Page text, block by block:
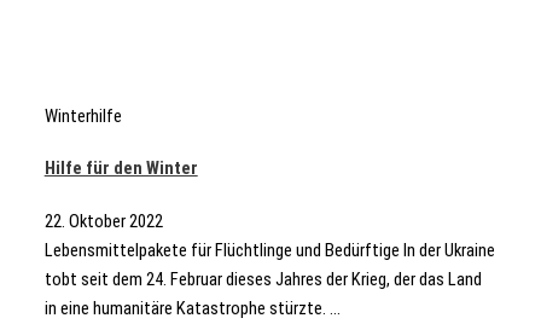
Winterhilfe
Hilfe für den Winter
22. Oktober 2022
Lebensmittelpakete für Flüchtlinge und Bedürftige In der Ukraine
tobt seit dem 24. Februar dieses Jahres der Krieg, der das Land
in eine humanitäre Katastrophe stürzte. ...